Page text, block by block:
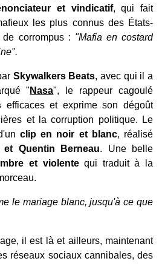
et vindicatif, qui fait
les plus connus des États-
corrompus : "Mafia en costard
Skywalkers Beats, avec qui il a
" Nasa", le rappeur cagoulé
efficaces et exprime son dégoût
et la corruption politique. Le
clip en noir et blanc, réalisé
et Quentin Berneau. Une belle
et violentequi traduit à la
le mariage blanc, jusqu'à ce que
il est là et ailleurs, maintenant
réseaux sociaux cannibales, des